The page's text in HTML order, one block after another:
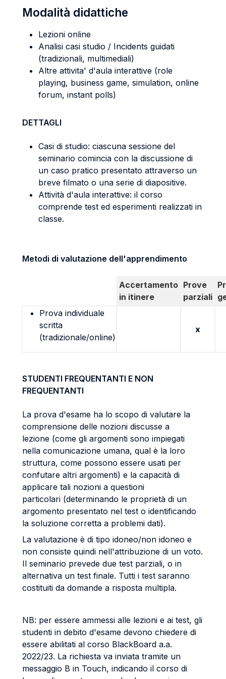
Modalità didattiche
Lezioni online
Analisi casi studio / Incidents guidati
(tradizionali, multimediali)
Altre attivita' d'aula interattive (role
playing, business game, simulation, online
forum, instant polls)
DETTAGLI
Casi di studio: ciascuna sessione del
seminario comincia con la discussione di
un caso pratico presentato attraverso un
breve filmato o una serie di diapositive.
Attività d'aula interattive: il corso
comprende test ed esperimenti realizzati in
classe.
Metodi di valutazione dell'apprendimento
Accertamento
in itinere
Prove
parziali
Prova individuale
scritta
(tradizionale/online)
x
STUDENTI FREQUENTANTI E NON
FREQUENTANTI
La prova d'esame ha lo scopo di valutare la
comprensione delle nozioni discusse a
lezione (come gli argomenti sono impiegati
nella comunicazione umana, qual è la loro
struttura, come possono essere usati per
confutare altri argomenti) e la capacità di
applicare tali nozioni a questioni
particolari (determinando le proprietà di un
argomento presentato nel test o identificando
la soluzione corretta a problemi dati).
La valutazione è di tipo idoneo/non idoneo e
non consiste quindi nell'attribuzione di un voto.
Il seminario prevede due test parziali, o in
alternativa un test finale. Tutti i test saranno
costituiti da domande a risposta multipla.
NB: per essere ammessi alle lezioni e ai test, gli
studenti in debito d'esame devono chiedere di
essere abilitati al corso BlackBoard a.a.
2022/23. La richiesta va inviata tramite un
messaggio B in Touch, indicando il corso di